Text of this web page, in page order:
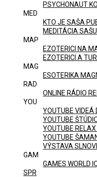
PSYCHONAUT
MED
KTO JE SAŠA
MEDITÁCIA
MAP
EZOTERICI NA
EZOTERICI A
MAG
ESOTERIKA
RAD
ONLINE RÁDIO
YOU
YOUTUBE VIDEÁ
YOUTUBE
YOUTUBE
YOUTUBE
VÝSTAVA
GAM
GAMES WORLD
SPR